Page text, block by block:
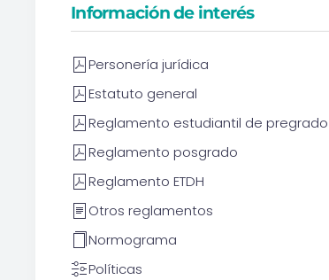
Información de interés
Personería jurídica
Estatuto general
Reglamento estudiantil de pregrado
Reglamento posgrado
Reglamento ETDH
Otros reglamentos
Normograma
Políticas